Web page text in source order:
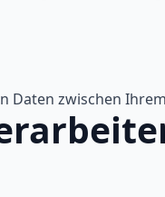
zwischen